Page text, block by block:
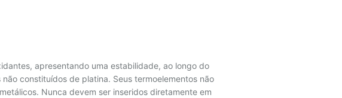
apresentando uma estabilidade, ao longo do
constituídos de platina. Seus termoelementos não
Nunca devem ser inseridos diretamente em